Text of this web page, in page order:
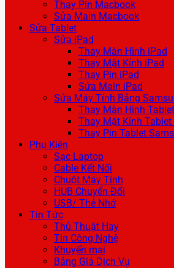
Thay Pin Macbook
Sửa Main Macbook
Sửa Tablet
Sửa iPad
Thay Màn Hình iPad
Thay Mặt Kính iPad
Thay Pin iPad
Sửa Main iPad
Sửa Máy Tính Bảng
Thay Màn Hình
Thay Mặt Kính Tablet
Thay Pin Tablet
Phụ Kiện
Sạc Laptop
Cable Kết Nối
Chuột Máy Tính
HUB Chuyển Đổi
USB/ Thẻ Nhớ
Tin Tức
Thủ Thuật Hay
Tin Công Nghệ
Khuyến mại
Bảng Giá Dịch Vụ